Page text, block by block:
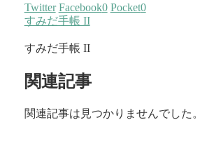
Twitter Facebook0 Pocket0
すみだ手帳 II
すみだ手帳 II
関連記事
関連記事は見つかりませんでした。